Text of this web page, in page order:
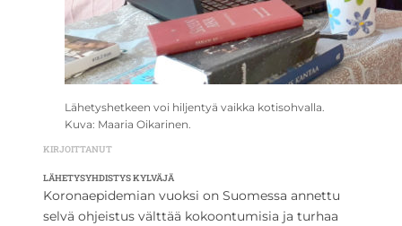
Lähetyshetkeen voi hiljentyä vaikka kotisohvalla.
Kuva: Maaria Oikarinen.
KIRJOITTANUT
LÄHETYSYHDISTYS KYLVÄJÄ
Koronaepidemian vuoksi on Suomessa annettu
selvä ohjeistus välttää kokoontumisia ja turhaa